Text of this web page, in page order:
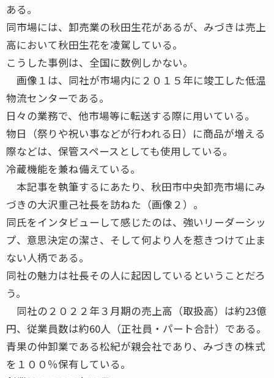
ある。
同市場には、卸売業の秋田生花があるが、みづきは売上
高において秋田生花を凌駕している。
こうした事例は、全国に数例しかない。
画像１は、同社が市場内に２０１５年に竣工した低温
物流センターである。
日々の業務で、他市場等に転送する際に用いている。
物日（祭りや祝い事などが行われる日）に商品が増える
際などは、保管スペースとしても使用している。
冷蔵機能を兼ね備えている。
本記事を執筆するにあたり、秋田市中央卸売市場にみ
づきの大沢重己社長を訪ねた（画像２）。
同氏をインタビューして感じたのは、強いリーダーシッ
プ、意思決定の潔さ、そして何より人を惹きつけて止ま
ない人柄である。
同社の魅力は社長その人に起因しているということだろ
う。
同社の２０２２年３月期の売上高（取扱高）は約23億
円、従業員数は約60人（正社員・パート合計）である。
青果の仲卸業である松紀が親会社であり、みづきの株式
を１００％保有している。